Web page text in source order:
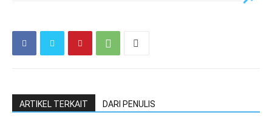
ARTIKEL TERKAIT DARI PENULIS